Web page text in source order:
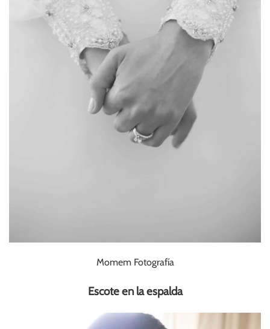
Momem Fotografía
Escote en la espalda